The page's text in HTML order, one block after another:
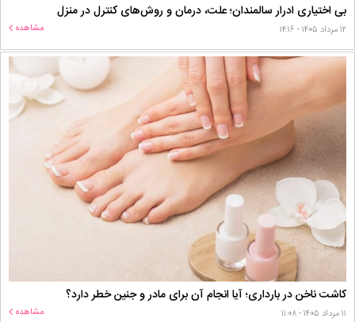
بی اختیاری ادرار سالمندان؛ علت، درمان و روش‌های کنترل در منزل
۱۲ مرداد ۱۴۰۵ - ۱۴:۱۶ مشاهده
کاشت ناخن در بارداری؛ آیا انجام آن برای مادر و جنین خطر دارد؟
۱۱ مرداد ۱۴۰۵ - ۱۱:۰۸ مشاهده